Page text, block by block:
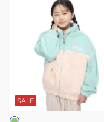
ケ
ッ
SALE
オ
フ
ホ
ワ